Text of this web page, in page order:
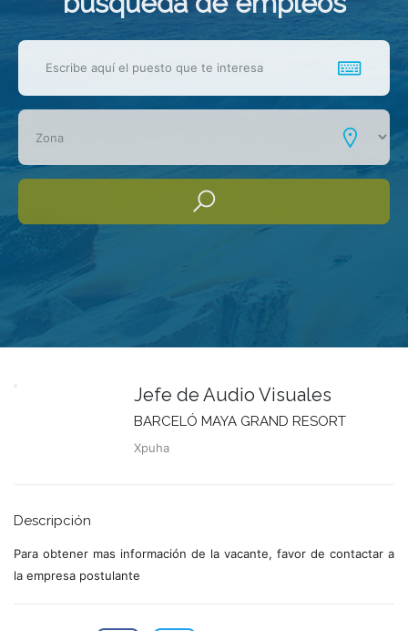
Jefe de Audio Visuales
BARCELÓ MAYA GRAND RESORT
Xpuha
Descripción
Para obtener mas información de la vacante, favor de contactar a
la empresa postulante